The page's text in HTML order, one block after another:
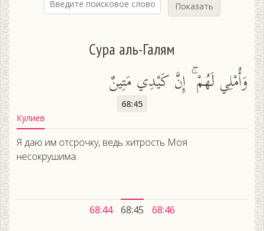
Показать
Сура аль-Галям
وَأُمْلِي لَهُمْ ۚ إِنَّ كَيْدِي مَتِينٌ
68:45
Кулиев
Я даю им отсрочку, ведь хитрость Моя
несокрушима.
68:44 68:45 68:46